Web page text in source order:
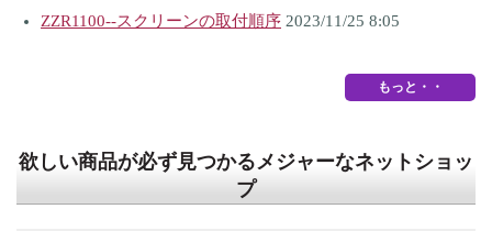
ZZR1100--スクリーンの取付順序 2023/11/25 8:05
もっと・・
欲しい商品が必ず見つかるメジャーなネットショッ
プ